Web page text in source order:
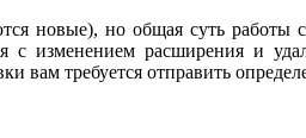
новые), но общая суть работы
изменением расширения и
вам требуется отправить